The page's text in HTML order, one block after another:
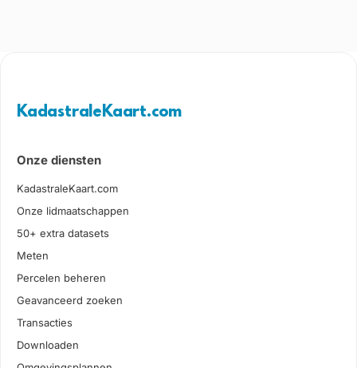
KadastraleKaart.com
Onze diensten
KadastraleKaart.com
Onze lidmaatschappen
50+ extra datasets
Meten
Percelen beheren
Geavanceerd zoeken
Transacties
Downloaden